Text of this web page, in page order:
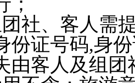
社、客人需
份证号码,身
由客人及组团